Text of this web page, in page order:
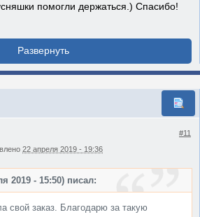
помогли держаться.) Спасибо!
#11
22 апреля 2019 - 19:36
2019 - 15:50) писал:
свой заказ. Благодарю за такую